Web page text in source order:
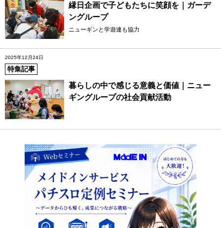
縁日企画で子どもたちに笑顔を｜ガーデ
ングループ
ニューギンと学遊連も協力
2025年12月24日
特集記事
暮らしの中で感じる意義と価値｜ニュー
ギングループの社会貢献活動